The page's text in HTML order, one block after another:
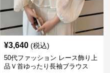
¥3,640 (税込)
50代ファッション レース飾り上
品Ｖ首ゆったり長袖ブラウス